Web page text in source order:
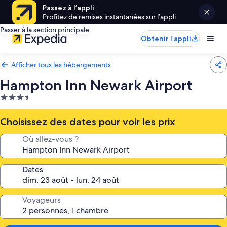
Passez à l’appli
Profitez de remises instantanées sur l’appli
Passer à la section principale
Obtenir l’appli
Afficher tous les hébergements
Hampton Inn Newark Airport
Hébergement
3.5 étoiles
Choisissez des dates pour voir les prix
Où allez-vous ?
Dates
Voyageurs